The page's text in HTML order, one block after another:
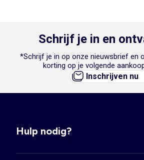
Schrijf je in en
*Schrijf je in op onze nieuwsbrief en
korting op je volgende
Inschrijven nu
Hulp nodig?